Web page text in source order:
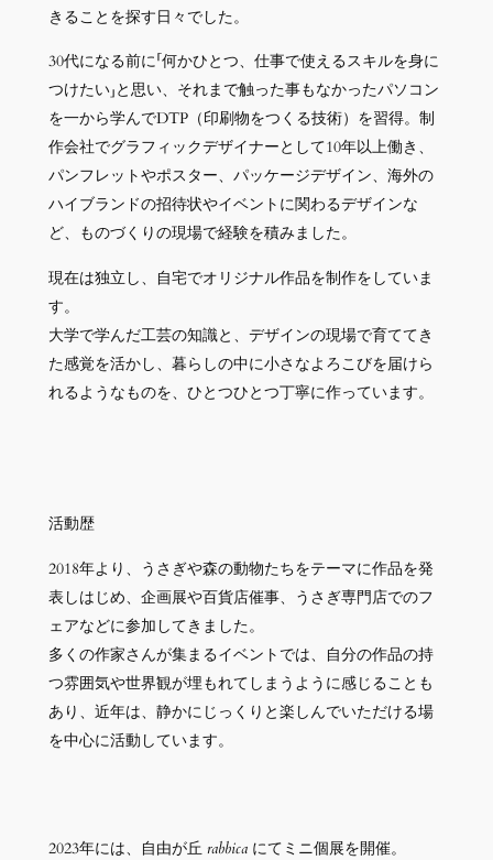
きることを探す日々でした。
30代になる前に「何かひとつ、仕事で使えるスキルを身に
つけたい」と思い、それまで触った事もなかったパソコン
を一から学んでDTP（印刷物をつくる技術）を習得。制
作会社でグラフィックデザイナーとして10年以上働き、
パンフレットやポスター、パッケージデザイン、海外の
ハイブランドの招待状やイベントに関わるデザインな
ど、ものづくりの現場で経験を積みました。
現在は独立し、自宅でオリジナル作品を制作をしていま
す。
大学で学んだ工芸の知識と、デザインの現場で育ててき
た感覚を活かし、暮らしの中に小さなよろこびを届けら
れるようなものを、ひとつひとつ丁寧に作っています。
活動歴
2018年より、うさぎや森の動物たちをテーマに作品を発
表しはじめ、企画展や百貨店催事、うさぎ専門店でのフ
ェアなどに参加してきました。
多くの作家さんが集まるイベントでは、自分の作品の持
つ雰囲気や世界観が埋もれてしまうように感じることも
あり、近年は、静かにじっくりと楽しんでいただける場
を中心に活動しています。
2023年には、自由が丘 rabbicaにてミニ個展を開催。